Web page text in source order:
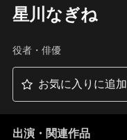
星川なぎね
役者・俳優
お気に入りに追加
出演・関連作品